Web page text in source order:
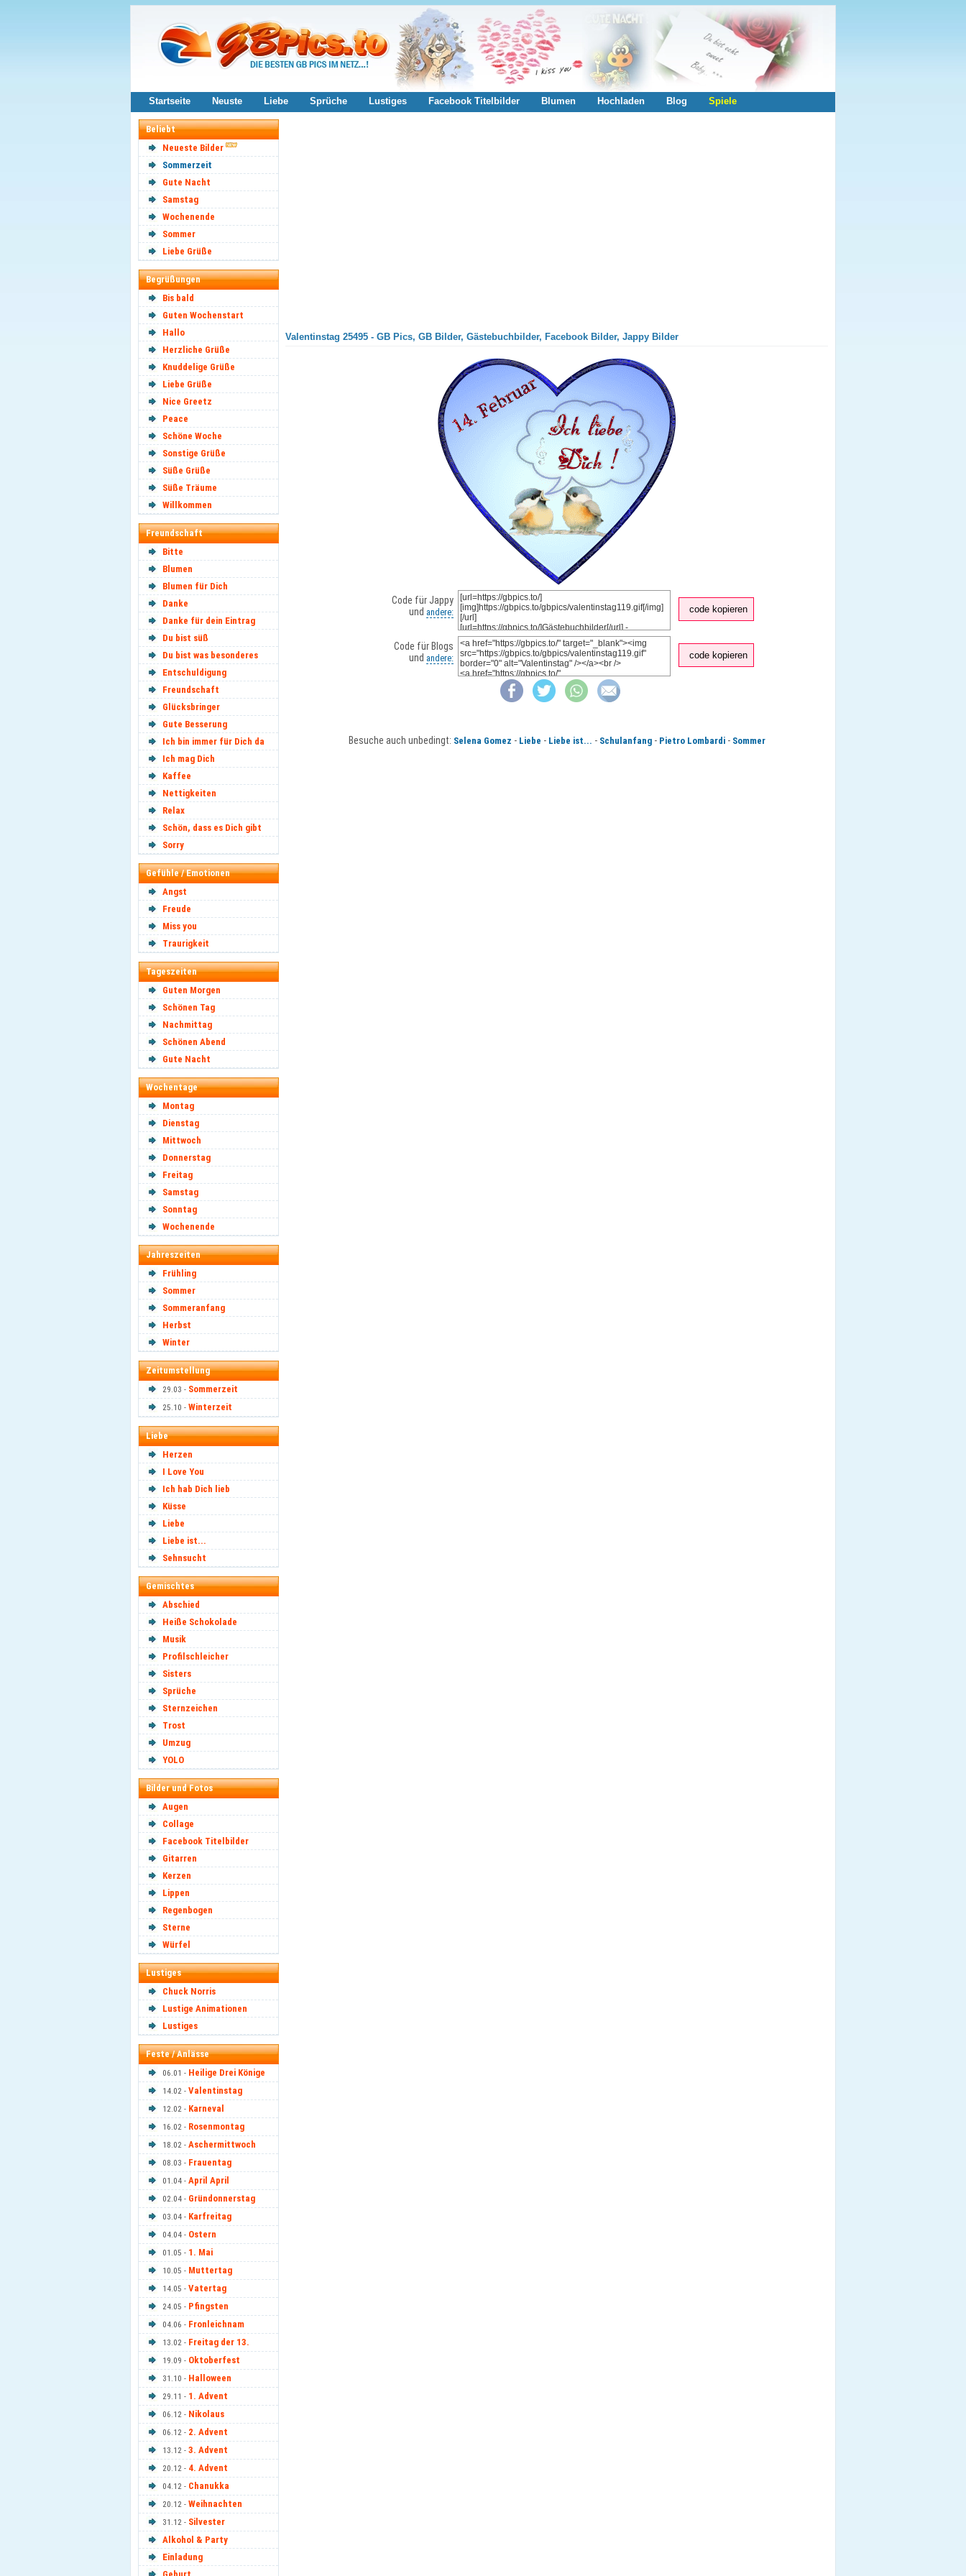
Startseite Neuste Liebe Sprüche Lustiges Facebook Titelbilder Blumen Hochladen Blog Spiele
Beliebt
Neueste Bilder
Sommerzeit
Gute Nacht
Samstag
Wochenende
Sommer
Liebe Grüße
Begrüßungen
Bis bald
Guten Wochenstart
Hallo
Herzliche Grüße
Knuddelige Grüße
Liebe Grüße
Nice Greetz
Peace
Schöne Woche
Sonstige Grüße
Süße Grüße
Süße Träume
Willkommen
Freundschaft
Bitte
Blumen
Blumen für Dich
Danke
Danke für dein Eintrag
Du bist süß
Du bist was besonderes
Entschuldigung
Freundschaft
Glücksbringer
Gute Besserung
Ich bin immer für Dich da
Ich mag Dich
Kaffee
Nettigkeiten
Relax
Schön, dass es Dich gibt
Sorry
Gefühle / Emotionen
Angst
Freude
Miss you
Traurigkeit
Tageszeiten
Guten Morgen
Schönen Tag
Nachmittag
Schönen Abend
Gute Nacht
Wochentage
Montag
Dienstag
Mittwoch
Donnerstag
Freitag
Samstag
Sonntag
Wochenende
Jahreszeiten
Frühling
Sommer
Sommeranfang
Herbst
Winter
Zeitumstellung
29.03 - Sommerzeit
25.10 - Winterzeit
Liebe
Herzen
I Love You
Ich hab Dich lieb
Küsse
Liebe
Liebe ist...
Sehnsucht
Gemischtes
Abschied
Heiße Schokolade
Musik
Profilschleicher
Sisters
Sprüche
Sternzeichen
Trost
Umzug
YOLO
Bilder und Fotos
Augen
Collage
Facebook Titelbilder
Gitarren
Kerzen
Lippen
Regenbogen
Sterne
Würfel
Lustiges
Chuck Norris
Lustige Animationen
Lustiges
Feste / Anlässe
06.01 - Heilige Drei Könige
14.02 - Valentinstag
12.02 - Karneval
16.02 - Rosenmontag
18.02 - Aschermittwoch
08.03 - Frauentag
01.04 - April April
02.04 - Gründonnerstag
03.04 - Karfreitag
04.04 - Ostern
01.05 - 1. Mai
10.05 - Muttertag
14.05 - Vatertag
24.05 - Pfingsten
04.06 - Fronleichnam
13.02 - Freitag der 13.
19.09 - Oktoberfest
31.10 - Halloween
29.11 - 1. Advent
06.12 - Nikolaus
06.12 - 2. Advent
13.12 - 3. Advent
20.12 - 4. Advent
04.12 - Chanukka
20.12 - Weihnachten
31.12 - Silvester
Alkohol & Party
Einladung
Valentinstag 25495 - GB Pics, GB Bilder, Gästebuchbilder, Facebook Bilder, Jappy Bilder
Code für Jappy
und andere: code kopieren
Code für Blogs
und andere: code kopieren
Besuche auch unbedingt: Selena Gomez - Liebe - Liebe ist... - Schulanfang- Pietro Lombardi- Sommer